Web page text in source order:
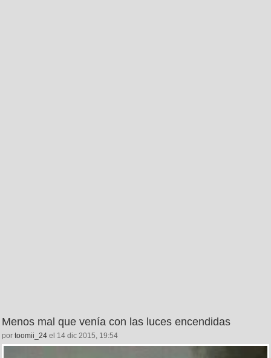
Menos mal que venía con las luces encendidas
por toomii_24 el 14 dic 2015, 19:54